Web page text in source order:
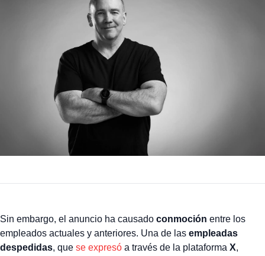
Sin embargo, el anuncio ha causado conmoción entre los
empleados actuales y anteriores. Una de las empleadas
despedidas, que se expresó a través de la plataforma X,